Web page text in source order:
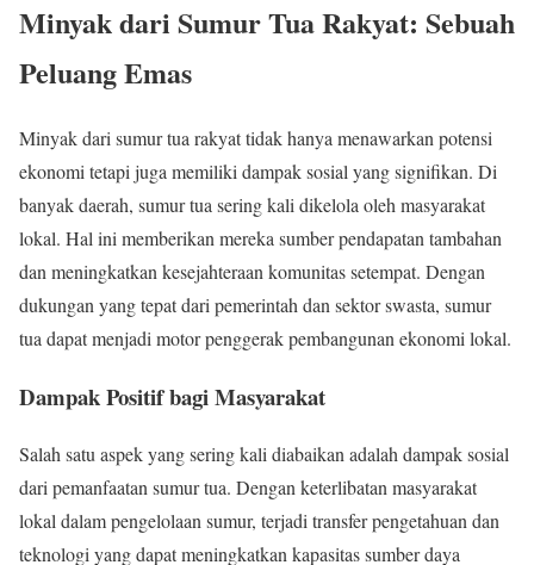
Minyak dari Sumur Tua Rakyat: Sebuah
Peluang Emas
Minyak dari sumur tua rakyat tidak hanya menawarkan potensi
ekonomi tetapi juga memiliki dampak sosial yang signifikan. Di
banyak daerah, sumur tua sering kali dikelola oleh masyarakat
lokal. Hal ini memberikan mereka sumber pendapatan tambahan
dan meningkatkan kesejahteraan komunitas setempat. Dengan
dukungan yang tepat dari pemerintah dan sektor swasta, sumur
tua dapat menjadi motor penggerak pembangunan ekonomi lokal.
Dampak Positif bagi Masyarakat
Salah satu aspek yang sering kali diabaikan adalah dampak sosial
dari pemanfaatan sumur tua. Dengan keterlibatan masyarakat
lokal dalam pengelolaan sumur, terjadi transfer pengetahuan dan
teknologi yang dapat meningkatkan kapasitas sumber daya